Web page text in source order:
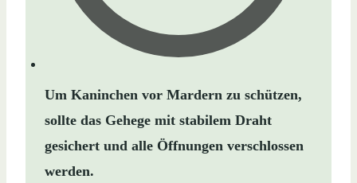
Um Kaninchen vor Mardern zu schützen,
sollte das Gehege mit stabilem Draht
gesichert und alle Öffnungen verschlossen
werden.